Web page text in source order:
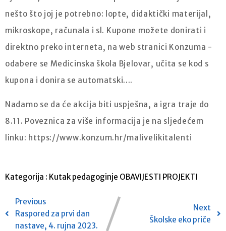
nešto što joj je potrebno: lopte, didaktički materijal,
mikroskope, računala i sl. Kupone možete donirati i
direktno preko interneta, na web stranici Konzuma -
odabere se Medicinska škola Bjelovar, učita se kod s
kupona i donira se automatski....
Nadamo se da će akcija biti uspješna, a igra traje do
8.11. Poveznica za više informacija je na sljedećem
linku: https://www.konzum.hr/malivelikitalenti
Kategorija : Kutak pedagoginje OBAVIJESTI PROJEKTI
Previous
Raspored za prvi dan
nastave, 4. rujna 2023.
Next
Školske eko priče